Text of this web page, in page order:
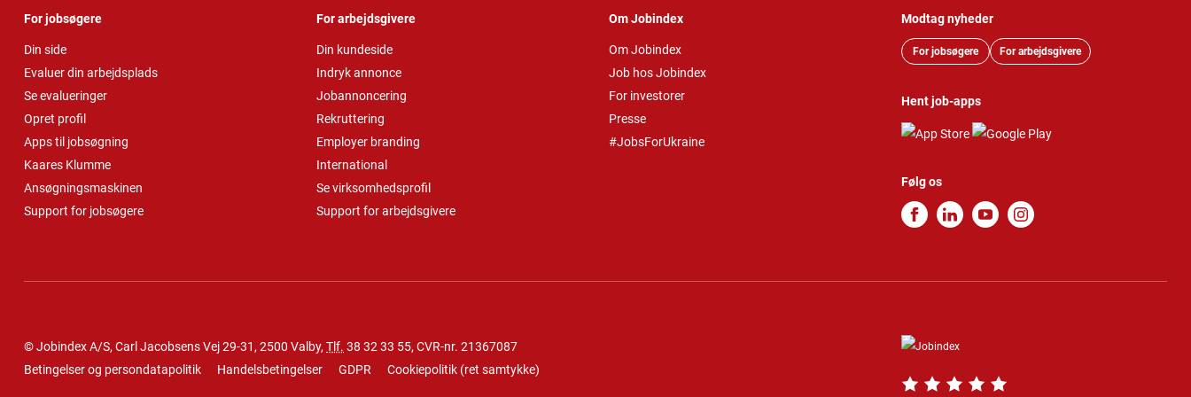
For jobsøgere
Din side
Evaluer din arbejdsplads
Se evalueringer
Opret profil
Apps til jobsøgning
Kaares Klumme
Ansøgningsmaskinen
Support for jobsøgere
For arbejdsgivere
Din kundeside
Indryk annonce
Jobannoncering
Rekruttering
Employer branding
International
Se virksomhedsprofil
Support for arbejdsgivere
Om Jobindex
Om Jobindex
Job hos Jobindex
For investorer
Presse
#JobsForUkraine
Modtag nyheder
For jobsøgere For arbejdsgivere
Hent job-apps
Følg os
© Jobindex A/S, Carl Jacobsens Vej 29-31, 2500 Valby, Tlf. 38 32 33 55, CVR-nr. 21367087
Betingelser og persondatapolitik
Handelsbetingelser GDPR Cookiepolitik (ret samtykke)